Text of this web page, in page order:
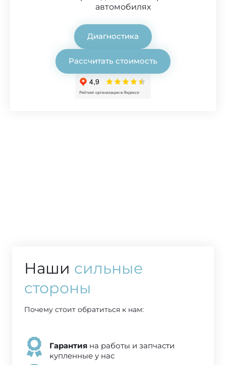
автомобилях
Диагностика
Рассчитать стоимость
Наши сильные
стороны
Почему стоит обратиться к нам:
Гарантия на работы и запчасти
купленные у нас